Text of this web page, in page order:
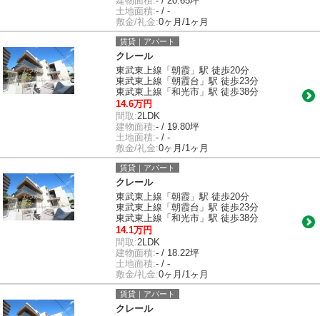
土地面積:- / -
敷金/礼金:0ヶ月/1ヶ月
賃貸｜アパート
クレール
東武東上線「朝霞」駅 徒歩20分
東武東上線「朝霞台」駅 徒歩23分
東武東上線「和光市」駅 徒歩38分
14.6万円
間取:2LDK
建物面積:- / 19.80坪
土地面積:- / -
敷金/礼金:0ヶ月/1ヶ月
賃貸｜アパート
クレール
東武東上線「朝霞」駅 徒歩20分
東武東上線「朝霞台」駅 徒歩23分
東武東上線「和光市」駅 徒歩38分
14.1万円
間取:2LDK
建物面積:- / 18.22坪
土地面積:- / -
敷金/礼金:0ヶ月/1ヶ月
賃貸｜アパート
クレール